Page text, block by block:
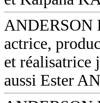
ANDERSON
actrice,
et réalisatrice
aussi Ester